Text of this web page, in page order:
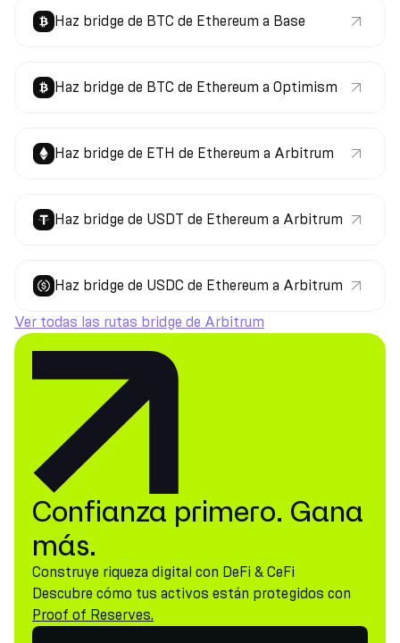
Haz bridge de BTC de Ethereum a Base
Haz bridge de BTC de Ethereum a Optimism
Haz bridge de ETH de Ethereum a Arbitrum
Haz bridge de USDT de Ethereum a Arbitrum
Haz bridge de USDC de Ethereum a Arbitrum
Ver todas las rutas bridge de Arbitrum
Confianza primero. Gana
más.
Construye riqueza digital con DeFi & CeFi
Descubre cómo tus activos están protegidos con
Proof of Reserves.